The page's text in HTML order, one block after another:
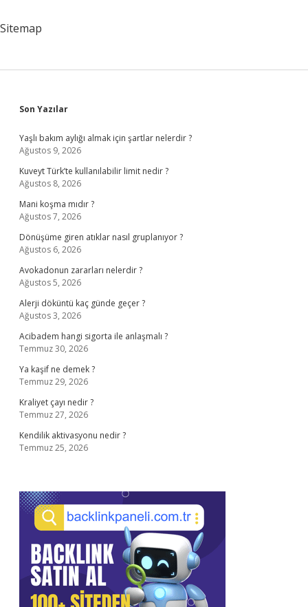
Sitemap
Sidebar
Son Yazılar
Yaşlı bakım aylığı almak için şartlar nelerdir ?
Ağustos 9, 2026
Kuveyt Türk’te kullanılabilir limit nedir ?
Ağustos 8, 2026
Mani koşma mıdır ?
Ağustos 7, 2026
Dönüşüme giren atıklar nasıl gruplanıyor ?
Ağustos 6, 2026
Avokadonun zararları nelerdir ?
Ağustos 5, 2026
Alerji döküntü kaç günde geçer ?
Ağustos 3, 2026
Acibadem hangi sigorta ile anlaşmalı ?
Temmuz 30, 2026
Ya kaşif ne demek ?
Temmuz 29, 2026
Kraliyet çayı nedir ?
Temmuz 27, 2026
Kendilik aktivasyonu nedir ?
Temmuz 25, 2026